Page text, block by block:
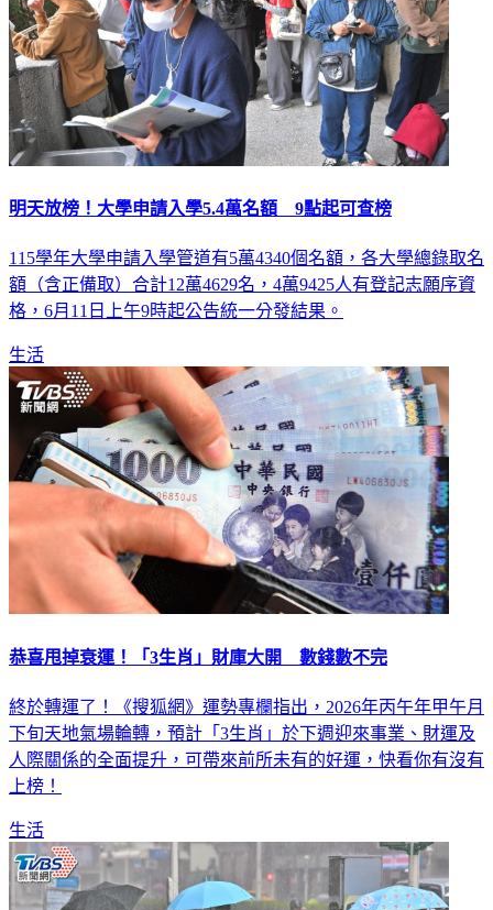
明天放榜！大學申請入學5.4萬名額 9點起可查榜
115學年大學申請入學管道有5萬4340個名額，各大學總錄取名
額（含正備取）合計12萬4629名，4萬9425人有登記志願序資
格，6月11日上午9時起公告統一分發結果。
生活
恭喜甩掉衰運！「3生肖」財庫大開 數錢數不完
終於轉運了！《搜狐網》運勢專欄指出，2026年丙午年甲午月
下旬天地氣場輪轉，預計「3生肖」於下週迎來事業、財運及
人際關係的全面提升，可帶來前所未有的好運，快看你有沒有
上榜！
生活